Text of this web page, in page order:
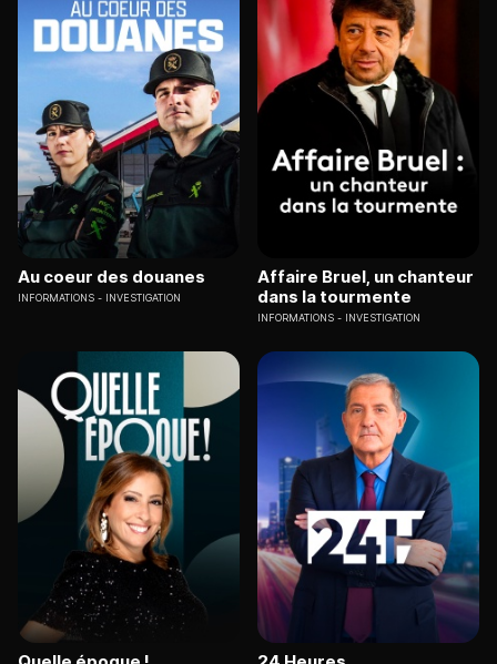
Au coeur des douanes
INFORMATIONS INVESTIGATION
Affaire Bruel, un chanteur
dans la tourmente
INFORMATIONS INVESTIGATION